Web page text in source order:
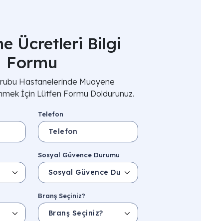
Ücretleri Bilgi
Formu
Hastanelerinde Muayene
İçin Lütfen Formu Doldurunuz.
Telefon
Sosyal Güvence Durumu
Branş Seçiniz?